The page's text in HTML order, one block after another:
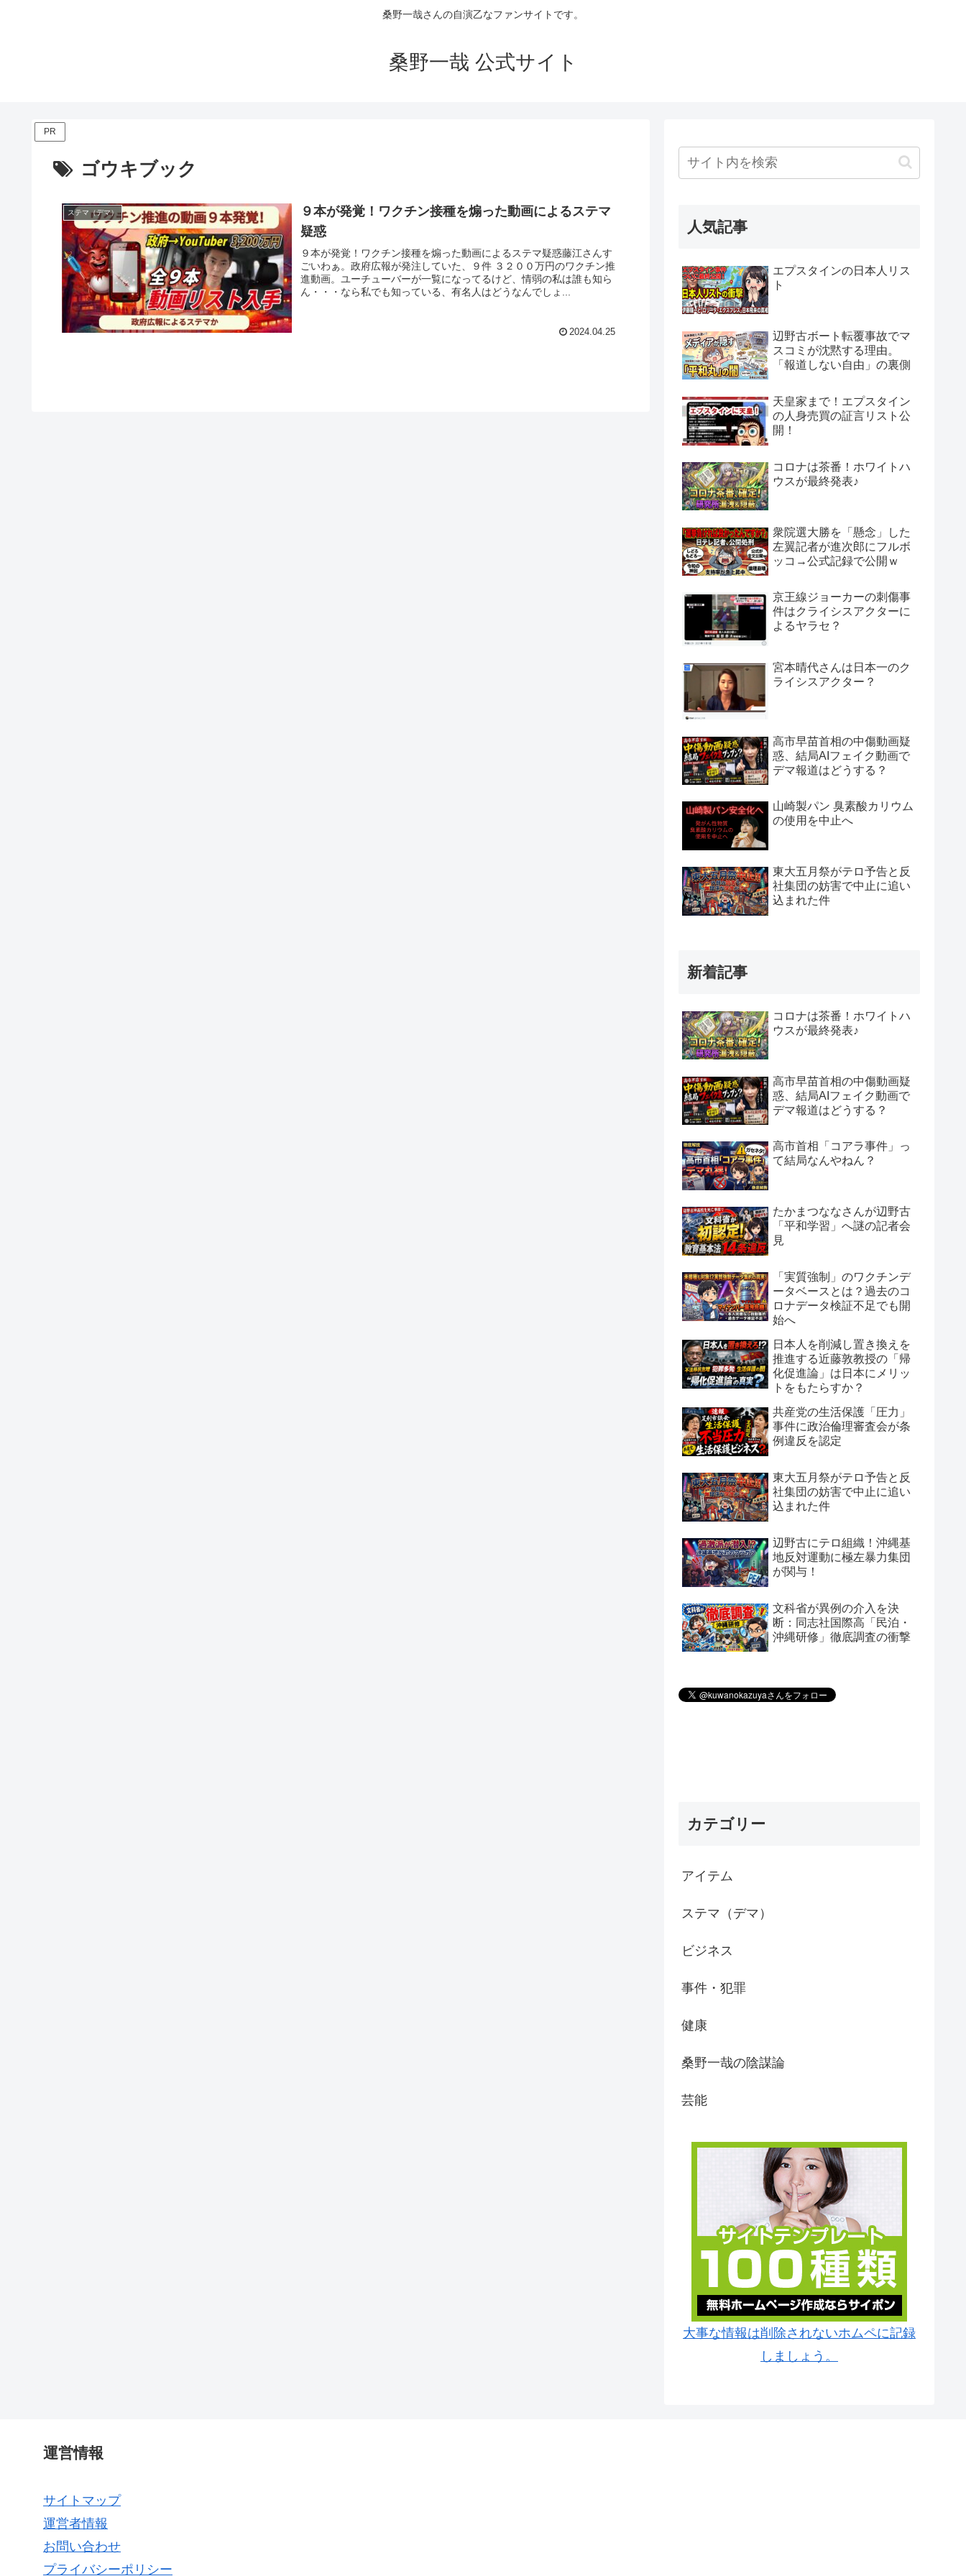
桑野一哉さんの自演乙なファンサイトです。
桑野一哉 公式サイト
PR
ゴウキブック
ステマ（デマ）
９本が発覚！ワクチン接種を煽った動画によるステマ
疑惑
９本が発覚！ワクチン接種を煽った動画によるステマ疑惑藤江さんす
ごいわぁ。政府広報が発注していた、９件 ３２００万円のワクチン推
進動画。ユーチューバーが一覧になってるけど、情弱の私は誰も知ら
ん・・・なら私でも知っている、有名人はどうなんでしょ...
2024.04.25
人気記事
エプスタインの日本人リス
ト
辺野古ボート転覆事故でマ
スコミが沈黙する理由。
「報道しない自由」の裏側
天皇家まで！エプスタイン
の人身売買の証言リスト公
開！
コロナは茶番！ホワイトハ
ウスが最終発表♪
衆院選大勝を「懸念」した
左翼記者が進次郎にフルボ
ッコ→公式記録で公開ｗ
京王線ジョーカーの刺傷事
件はクライシスアクターに
よるヤラセ？
宮本晴代さんは日本一のク
ライシスアクター？
高市早苗首相の中傷動画疑
惑、結局AIフェイク動画で
デマ報道はどうする？
山崎製パン 臭素酸カリウム
の使用を中止へ
東大五月祭がテロ予告と反
社集団の妨害で中止に追い
込まれた件
新着記事
コロナは茶番！ホワイトハ
ウスが最終発表♪
高市早苗首相の中傷動画疑
惑、結局AIフェイク動画で
デマ報道はどうする？
高市首相「コアラ事件」っ
て結局なんやねん？
たかまつななさんが辺野古
「平和学習」へ謎の記者会
見
「実質強制」のワクチンデ
ータベースとは？過去のコ
ロナデータ検証不足でも開
始へ
日本人を削減し置き換えを
推進する近藤敦教授の「帰
化促進論」は日本にメリッ
トをもたらすか？
共産党の生活保護「圧力」
事件に政治倫理審査会が条
例違反を認定
東大五月祭がテロ予告と反
社集団の妨害で中止に追い
込まれた件
辺野古にテロ組織！沖縄基
地反対運動に極左暴力集団
が関与！
文科省が異例の介入を決
断：同志社国際高「民泊・
沖縄研修」徹底調査の衝撃
カテゴリー
アイテム
ステマ（デマ）
ビジネス
事件・犯罪
健康
桑野一哉の陰謀論
芸能
大事な情報は削除されないホムペに記録
しましょう。
運営情報
サイトマップ
運営者情報
お問い合わせ
プライバシーポリシー